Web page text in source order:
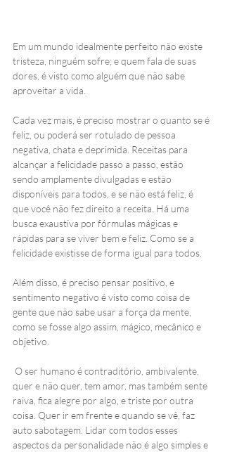
Em um mundo idealmente perfeito não existe
tristeza, ninguém sofre; e quem fala de suas
dores, é visto como alguém que não sabe
aproveitar a vida.
Cada vez mais, é preciso mostrar o quanto se é
feliz, ou poderá ser rotulado de pessoa
negativa, chata e deprimida. Receitas para
alcançar a felicidade passo a passo, estão
sendo amplamente divulgadas e estão
disponíveis para todos, e se não está feliz, é
que você não fez direito a receita. Há uma
busca exaustiva por fórmulas mágicas e
rápidas para se viver bem e feliz. Como se a
felicidade existisse de forma igual para todos.
Além disso, é preciso pensar positivo, e
sentimento negativo é visto como coisa de
gente que não sabe usar a força da mente,
como se fosse algo assim, mágico, mecânico e
objetivo.
quer e não quer, tem amor, mas também sente
raiva, fica alegre por algo, e triste por outra
coisa. Quer ir em frente e quando se vê, faz
auto sabotagem. Lidar com todos esses
aspectos da personalidade não é algo simples e